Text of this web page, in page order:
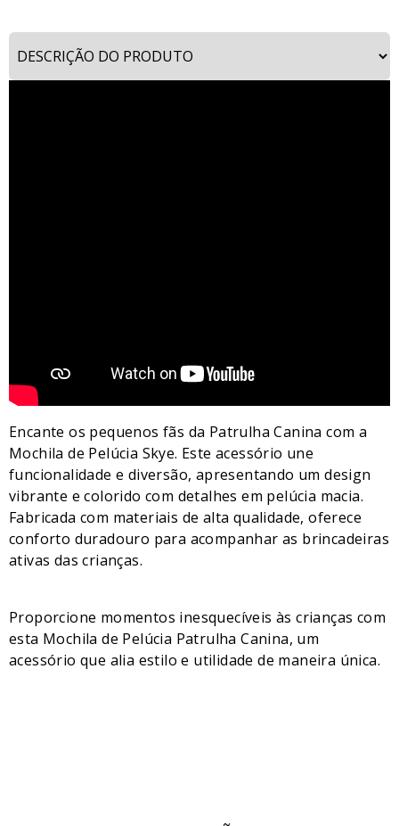
Encante os pequenos fãs da Patrulha Canina com a
Mochila de Pelúcia Skye. Este acessório une
funcionalidade e diversão, apresentando um design
vibrante e colorido com detalhes em pelúcia macia.
Fabricada com materiais de alta qualidade, oferece
conforto duradouro para acompanhar as brincadeiras
ativas das crianças.
Proporcione momentos inesquecíveis às crianças com
esta Mochila de Pelúcia Patrulha Canina, um
acessório que alia estilo e utilidade de maneira única.